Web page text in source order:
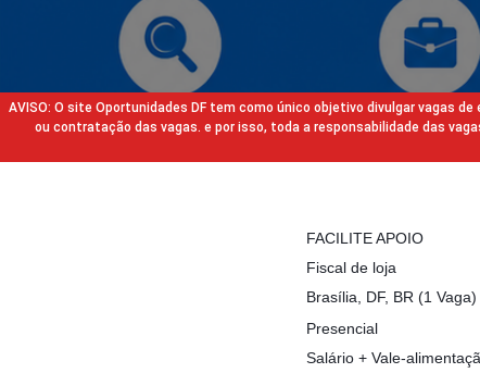
AVISO: O site Oportunidades DF tem como único objetivo divulgar vagas
ou contratação das vagas. e por isso, toda a responsabilidade das
FACILITE APOIO
Fiscal de loja
Brasília, DF, BR (1 Vaga)
Presencial
Salário + Vale-